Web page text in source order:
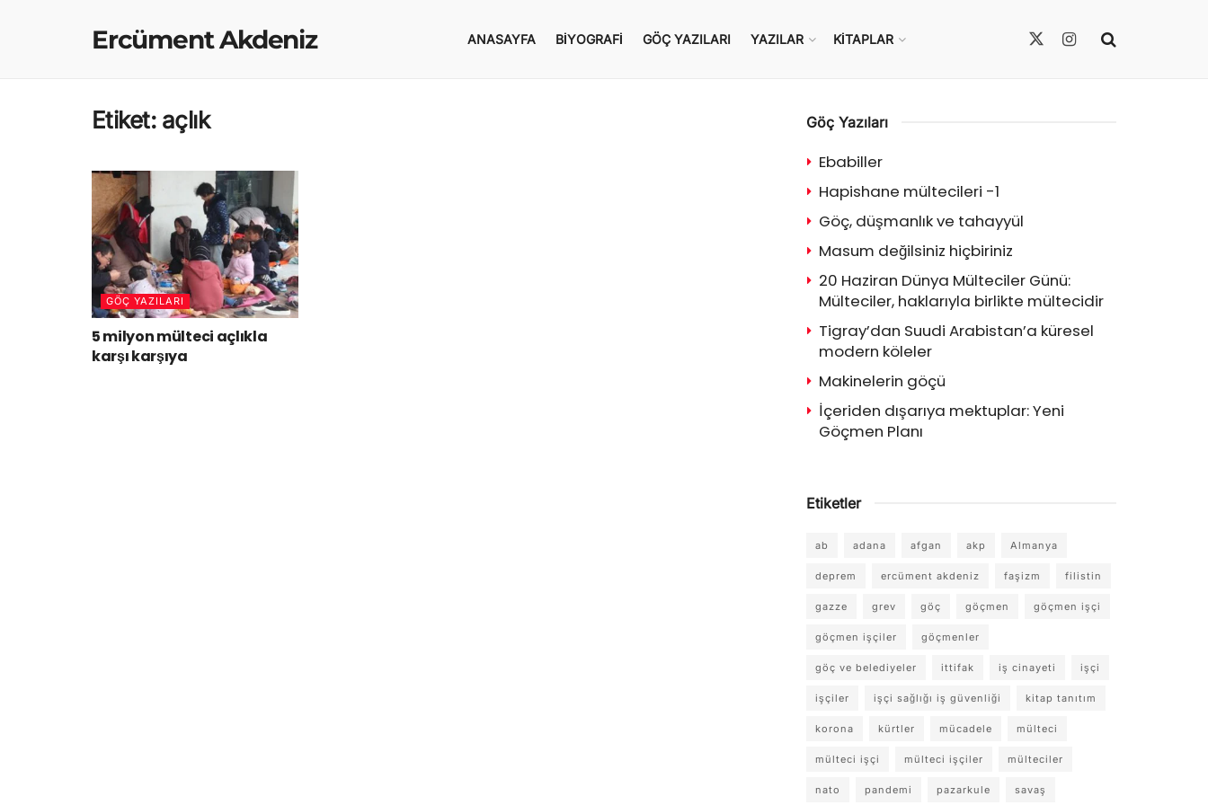
Ercüment Akdeniz ANASAYFA BIYOGRAFI GÖÇ YAZILARI YAZILAR KITAPLAR
Etiket: açlık
GÖÇ YAZILARI
5 milyon mülteci açlıkla
karşı karşıya
Göç Yazıları
Ebabiller
Hapishane mültecileri -1
Göç, düşmanlık ve tahayyül
Masum değilsiniz hiçbiriniz
20 Haziran Dünya Mülteciler Günü:
Mülteciler, haklarıyla birlikte mültecidir
Tigray’dan Suudi Arabistan’a küresel
modern köleler
Makinelerin göçü
İçeriden dışarıya mektuplar: Yeni
Göçmen Planı
Etiketler
ab adana afgan akp Almanya
deprem ercüment akdeniz faşizm filistin
gazze grev göç göçmen göçmen işçi
göçmen işçiler göçmenler
göç ve belediyeler ittifak iş cinayeti işçi
işçiler işçi sağlığı iş güvenliği kitap tanıtım
korona kürtler mücadele mülteci
mülteci işçi mülteci işçiler mülteciler
nato pandemi pazarkule savaş